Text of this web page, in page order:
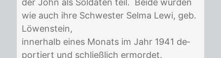
wie auch ihre Schwes­ter Sel­ma Lewi, geb.
Lö­wen­stein,
in­ner­halb ei­nes Mo­nats im Jahr 1941 de­
por­tiert und schließ­lich er­mor­det.